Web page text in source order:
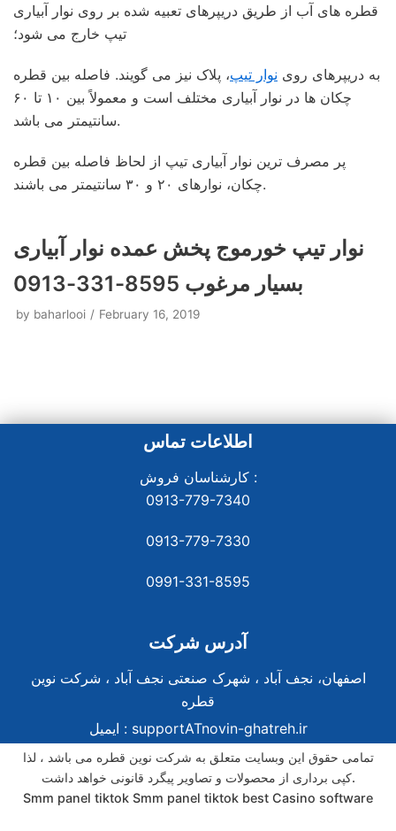
قطره های آب از طریق دریپرهای تعبیه شده بر روی نوار آبیاری
تیپ خارج می شود؛
به دریپرهای روی نوار تیپ، پلاک نیز می گویند. فاصله بین قطره
چکان ها در نوار آبیاری مختلف است و معمولاً بین ۱۰ تا ۶۰
سانتیمتر می باشد.
پر مصرف ترین نوار آبیاری تیپ از لحاظ فاصله بین قطره
چکان، نوارهای ۲۰ و ۳۰ سانتیمتر می باشند.
نوار تیپ خورموج پخش عمده نوار آبیاری
بسیار مرغوب 8595-331-0913
by baharlooi February 16, 2019
اطلاعات تماس
کارشناسان فروش :
0913-779-7340
0913-779-7330
0991-331-8595
آدرس شرکت
اصفهان، نجف آباد ، شهرک صنعتی نجف آباد ، شرکت نوین
قطره
ایمیل : supportATnovin-ghatreh.ir
تمامی حقوق این وبسایت متعلق به شرکت نوین قطره می باشد ، لذا
کپی برداری از محصولات و تصاویر پیگرد قانونی خواهد داشت.
Smm panel tiktok Smm panel tiktok best Casino software